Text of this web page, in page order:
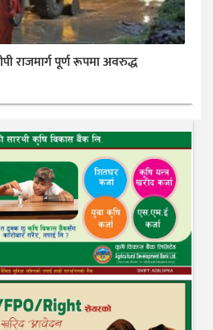
राजमार्ग पूर्ण रूपमा अवरुद्ध